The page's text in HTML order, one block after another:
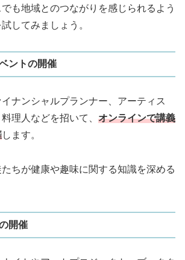
も地域とのつながりを感じられるよう
してみましょう。
ントの開催
ナンシャルプランナー、アーティス
理人などを招いて、 オンラインで講義
します。
ちが健康や趣味に関する知識を深める
開催